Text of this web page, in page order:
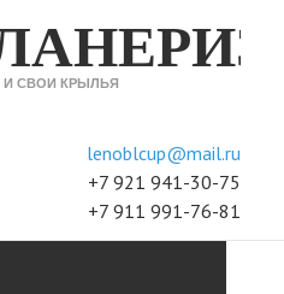
И СВОИ КРЫЛЬЯ
lenoblcup@mail.ru
+7 921 941-30-75
+7 911 991-76-81